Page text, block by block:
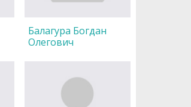
Балагура Богдан
Олегович